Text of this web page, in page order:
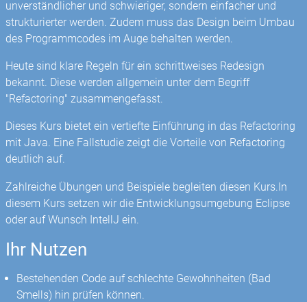
unverständlicher und schwieriger, sondern einfacher und
strukturierter werden. Zudem muss das Design beim Umbau
des Programmcodes im Auge behalten werden.
Heute sind klare Regeln für ein schrittweises Redesign
bekannt. Diese werden allgemein unter dem Begriff
"Refactoring" zusammengefasst.
Dieses Kurs bietet ein vertiefte Einführung in das Refactoring
mit Java. Eine Fallstudie zeigt die Vorteile von Refactoring
deutlich auf.
Zahlreiche Übungen und Beispiele begleiten diesen Kurs.In
diesem Kurs setzen wir die Entwicklungsumgebung Eclipse
oder auf Wunsch IntellJ ein.
Ihr Nutzen
Bestehenden Code auf schlechte Gewohnheiten (Bad
Smells) hin prüfen können.